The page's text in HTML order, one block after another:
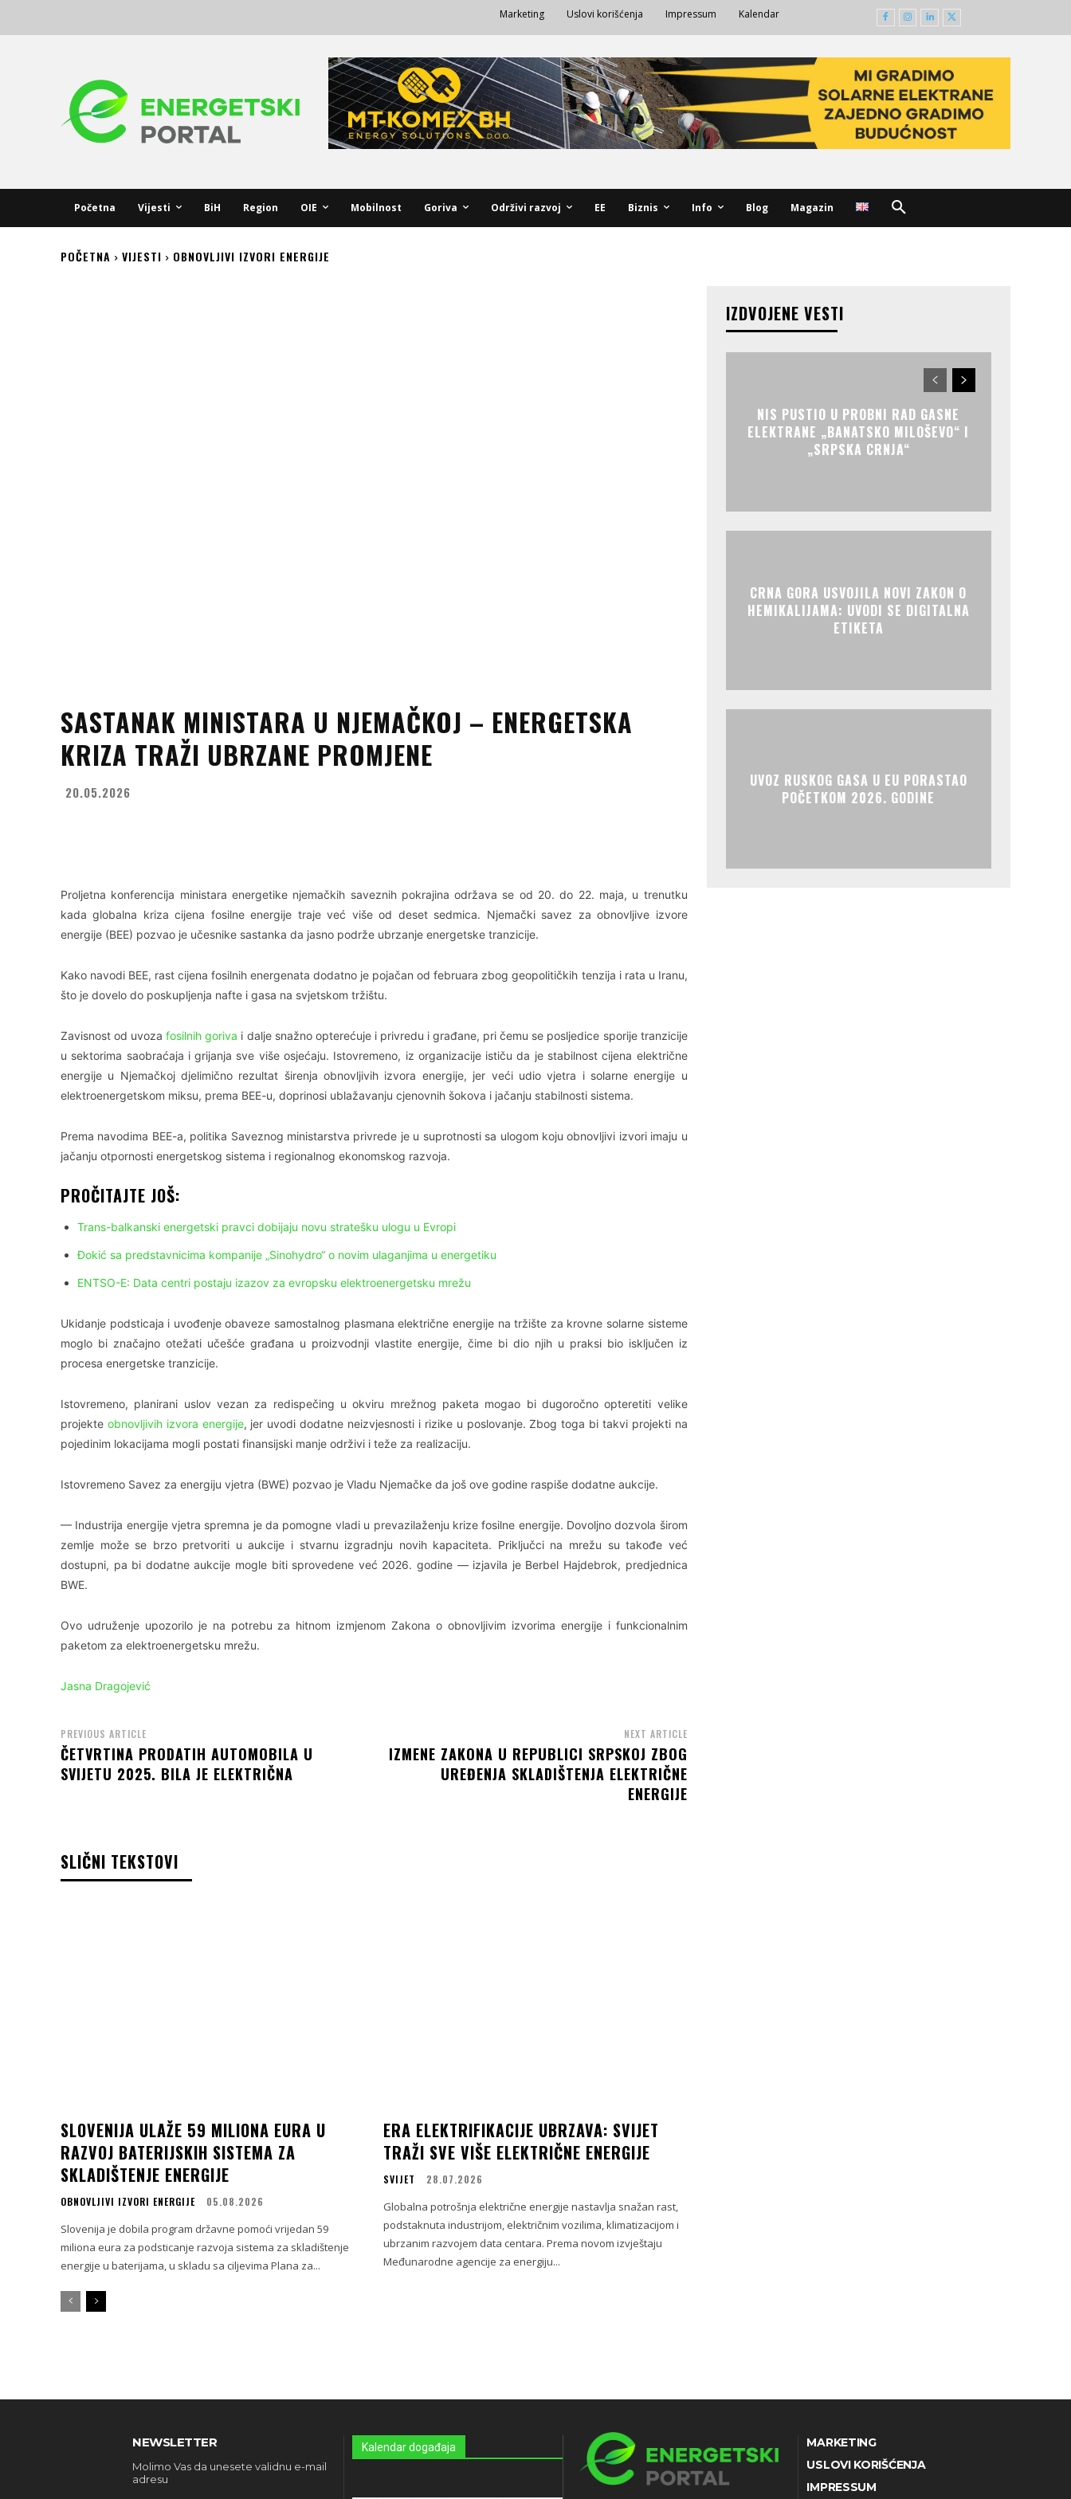
Marketing Uslovi korišćenja Impressum Kalendar
Početna Vijesti BiH Region OIE Mobilnost Goriva Održivi razvoj EE Biznis Info Blog Magazin
POČETNA VIJESTI OBNOVLJIVI IZVORI ENERGIJE
SASTANAK MINISTARA U NJEMAČKOJ – ENERGETSKA
KRIZA TRAŽI UBRZANE PROMJENE
20.05.2026
Proljetna konferencija ministara energetike njemačkih saveznih pokrajina održava se od 20. do 22. maja, u trenutku
kada globalna kriza cijena fosilne energije traje već više od deset sedmica. Njemački savez za obnovljive izvore
energije (BEE) pozvao je učesnike sastanka da jasno podrže ubrzanje energetske tranzicije.
Kako navodi BEE, rast cijena fosilnih energenata dodatno je pojačan od februara zbog geopolitičkih tenzija i rata u Iranu,
što je dovelo do poskupljenja nafte i gasa na svjetskom tržištu.
Zavisnost od uvozafosilnih goriva i dalje snažno opterećuje i privredu i građane, pri čemu se posljedice sporije tranzicije
u sektorima saobraćaja i grijanja sve više osjećaju. Istovremeno, iz organizacije ističu da je stabilnost cijena električne
energije u Njemačkoj djelimično rezultat širenja obnovljivih izvora energije, jer veći udio vjetra i solarne energije u
elektroenergetskom miksu, prema BEE-u, doprinosi ublažavanju cjenovnih šokova i jačanju stabilnosti sistema.
Prema navodima BEE-a, politika Saveznog ministarstva privrede je u suprotnosti sa ulogom koju obnovljivi izvori imaju u
jačanju otpornosti energetskog sistema i regionalnog ekonomskog razvoja.
PROČITAJTE JOŠ:
Trans-balkanski energetski pravci dobijaju novu stratešku ulogu u Evropi
Đokić sa predstavnicima kompanije „Sinohydro“ o novim ulaganjima u energetiku
ENTSO-E: Data centri postaju izazov za evropsku elektroenergetsku mrežu
Ukidanje podsticaja i uvođenje obaveze samostalnog plasmana električne energije na tržište za krovne solarne sisteme
moglo bi značajno otežati učešće građana u proizvodnji vlastite energije, čime bi dio njih u praksi bio isključen iz
procesa energetske tranzicije.
Istovremeno, planirani uslov vezan za redispečing u okviru mrežnog paketa mogao bi dugoročno opteretiti velike
projekte obnovljivih izvora energije, jer uvodi dodatne neizvjesnosti i rizike u poslovanje. Zbog toga bi takvi projekti na
pojedinim lokacijama mogli postati finansijski manje održivi i teže za realizaciju.
Istovremeno Savez za energiju vjetra (BWE) pozvao je Vladu Njemačke da još ove godine raspiše dodatne aukcije.
— Industrija energije vjetra spremna je da pomogne vladi u prevazilaženju krize fosilne energije. Dovoljno dozvola širom
zemlje može se brzo pretvoriti u aukcije i stvarnu izgradnju novih kapaciteta. Priključci na mrežu su takođe već
dostupni, pa bi dodatne aukcije mogle biti sprovedene već 2026. godine — izjavila je Berbel Hajdebrok, predjednica
BWE.
Ovo udruženje upozorilo je na potrebu za hitnom izmjenom Zakona o obnovljivim izvorima energije i funkcionalnim
paketom za elektroenergetsku mrežu.
Jasna Dragojević
PREVIOUS ARTICLE
ČETVRTINA PRODATIH AUTOMOBILA U
SVIJETU 2025. BILA JE ELEKTRIČNA
NEXT ARTICLE
IZMENE ZAKONA U REPUBLICI SRPSKOJ ZBOG
UREĐENJA SKLADIŠTENJA ELEKTRIČNE
ENERGIJE
SLIČNI TEKSTOVI
SLOVENIJA ULAŽE 59 MILIONA EURA U
RAZVOJ BATERIJSKIH SISTEMA ZA
SKLADIŠTENJE ENERGIJE
OBNOVLJIVI IZVORI ENERGIJE 05.08.2026
Slovenija je dobila program državne pomoći vrijedan 59
miliona eura za podsticanje razvoja sistema za skladištenje
energije u baterijama, u skladu sa ciljevima Plana za...
ERA ELEKTRIFIKACIJE UBRZAVA: SVIJET
TRAŽI SVE VIŠE ELEKTRIČNE ENERGIJE
SVIJET 28.07.2026
Globalna potrošnja električne energije nastavlja snažan rast,
podstaknuta industrijom, električnim vozilima, klimatizacijom i
ubrzanim razvojem data centara. Prema novom izvještaju
Međunarodne agencije za energiju...
IZDVOJENE VESTI
NIS PUSTIO U PROBNI RAD GASNE
ELEKTRANE „BANATSKO MILOŠEVO“ I
„SRPSKA CRNJA“
CRNA GORA USVOJILA NOVI ZAKON O
HEMIKALIJAMA: UVODI SE DIGITALNA
ETIKETA
UVOZ RUSKOG GASA U EU PORASTAO
POČETKOM 2026. GODINE
NEWSLETTER
Molimo Vas da unesete validnu e-mail
adresu
Kalendar događaja
MARKETING
USLOVI KORIŠĆENJA
IMPRESSUM